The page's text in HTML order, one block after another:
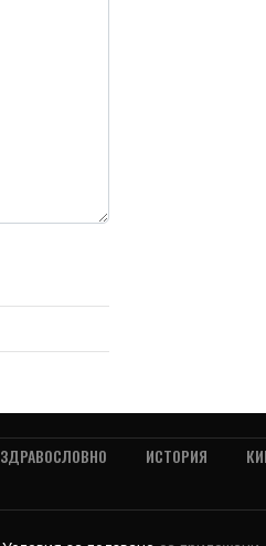
ЗДРАВОСЛОВНО ИСТОРИЯ